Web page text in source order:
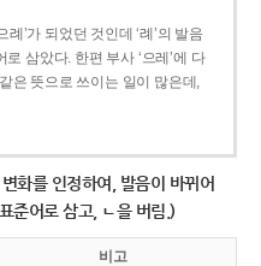
례’가 되었던 것인데 ‘례’의 발음
로 삼았다. 한편 부사 ‘으레’에 다
은 뜻으로 쓰이는 일이 많은데,
화를 인정하여, 발음이 바뀌어
준어로 삼고, ㄴ을 버림.)
비고